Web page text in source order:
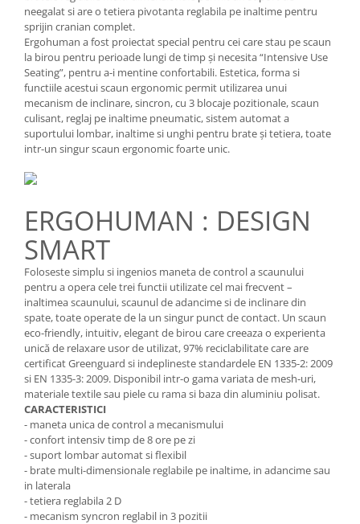
neegalat si are o tetiera pivotanta reglabila pe inaltime pentru
sprijin cranian complet.
Ergohuman a fost proiectat special pentru cei care stau pe scaun
la birou pentru perioade lungi de timp și necesita “Intensive Use
Seating”, pentru a-i mentine confortabili. Estetica, forma si
functiile acestui scaun ergonomic permit utilizarea unui
mecanism de inclinare, sincron, cu 3 blocaje pozitionale, scaun
culisant, reglaj pe inaltime pneumatic, sistem automat a
suportului lombar, inaltime si unghi pentru brate și tetiera, toate
intr-un singur scaun ergonomic foarte unic.
ERGOHUMAN : DESIGN
SMART
Foloseste simplu si ingenios maneta de control a scaunului
pentru a opera cele trei functii utilizate cel mai frecvent –
inaltimea scaunului, scaunul de adancime si de inclinare din
spate, toate operate de la un singur punct de contact. Un scaun
eco-friendly, intuitiv, elegant de birou care creeaza o experienta
unică de relaxare usor de utilizat, 97% reciclabilitate care are
certificat Greenguard si indeplineste standardele EN 1335-2: 2009
si EN 1335-3: 2009. Disponibil intr-o gama variata de mesh-uri,
materiale textile sau piele cu rama si baza din aluminiu polisat.
CARACTERISTICI
- maneta unica de control a mecanismului
- confort intensiv timp de 8 ore pe zi
- suport lombar automat si flexibil
- brate multi-dimensionale reglabile pe inaltime, in adancime sau
in laterala
- tetiera reglabila 2 D
- mecanism syncron reglabil in 3 pozitii